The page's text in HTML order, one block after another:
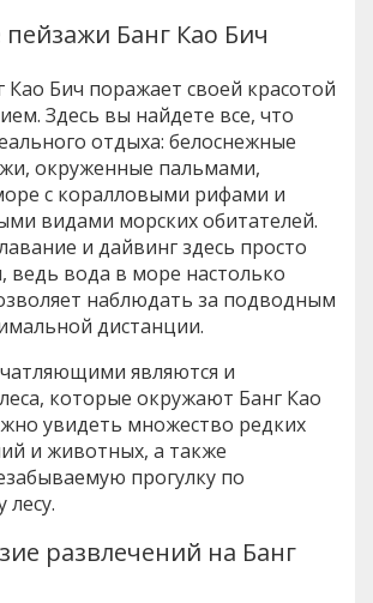
Банг Као Бич
Као Бич поражает своей красотой
Здесь вы найдете все, что
отдыха: белоснежные
окруженные пальмами,
с коралловыми рифами и
видами морских обитателей.
и дайвинг здесь просто
ведь вода в море настолько
наблюдать за подводным
дистанции.
являются и
которые окружают Банг Као
увидеть множество редких
и животных, а также
прогулку по
лесу.
развлечений на Банг